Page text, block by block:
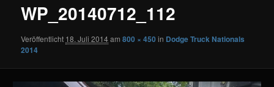
WP_20140712_112
Veröffentlicht 18. Juli 2014am800 × 450 in Dodge Truck Nationals
2014